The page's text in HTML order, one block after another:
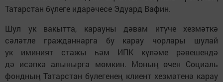
Татарстан бүлеге идарәчесе Эдуард Вафин.
Шул ук вакытта, карауны дәвам итүче хезмәткә
сәләтле гражданнарга бу карау чорлары шулай
ук иминият стажы һәм ИПК күләме рәвешендә
дә исәпкә алынырга мөмкин. Моның өчен Социаль
фондның Татарстан бүлегенең клиент хезмәтенә карау